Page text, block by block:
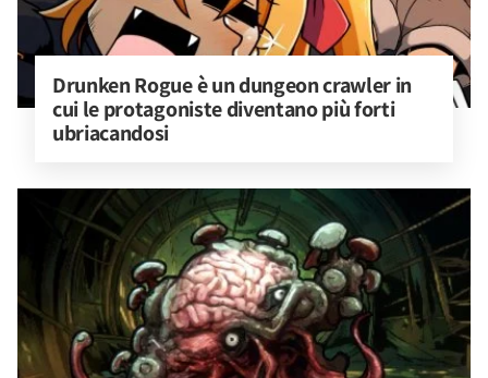
Drunken Rogue è un dungeon crawler in
cui le protagoniste diventano più forti
ubriacandosi